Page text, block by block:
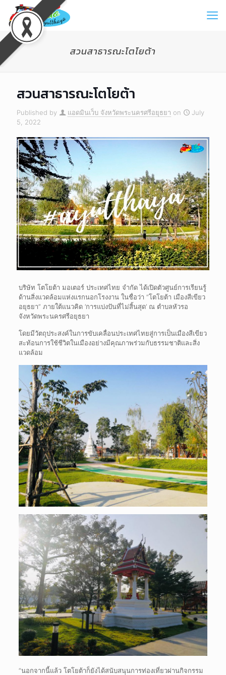
สวนสาธารณะโตโยต้า
สวนสาธารณะโตโยต้า
Published by แอดมินเว็บ จังหวัดพระนครศรีอยุธยา on
July
5, 2022
บริษัท โตโยต้า มอเตอร์ ประเทศไทย จำกัด ได้เปิดตัวศูนย์การเรียนรู้
ด้านสิ่งแวดล้อมแห่งแรกนอกโรงงาน ในชื่อว่า “โตโยต้า เมืองสีเขียว
อยุธยา” ภายใต้แนวคิด ‘การแบ่งปันที่ไม่สิ้นสุด’ ณ ตำบลหัวรอ
จังหวัดพระนครศรีอยุธยา
โดยมีวัตถุประสงค์ในการขับเคลื่อนประเทศไทยสู่การเป็นเมืองสีเขียว
สะท้อนการใช้ชีวิตในเมืองอย่างมีคุณภาพร่วมกับธรรมชาติและสิ่ง
แวดล้อม
“นอกจากนี้แล้ว โตโยต้าก็ยังได้สนับสนุนการท่องเที่ยวผ่านกิจกรรม